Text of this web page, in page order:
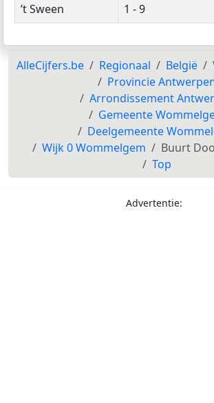
’t Sween
1 - 9
AlleCijfers.be Regionaal België
Provincie
Arrondissement
Gemeente
Deelgemeente
Wijk 0 Wommelgem
Buurt
Top
Advertentie: